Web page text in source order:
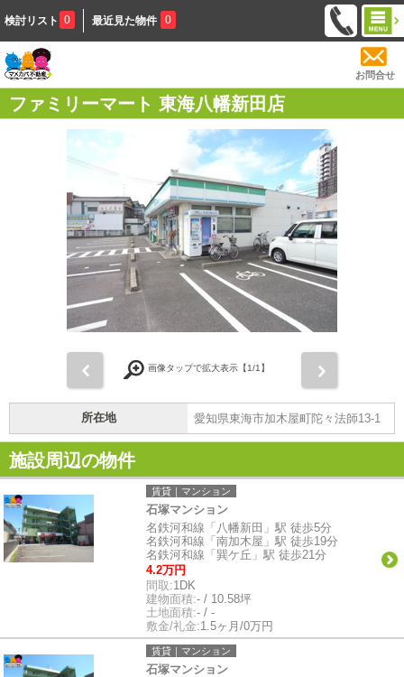
検討リスト 0 最近見た物件 0
お問合せ
ファミリーマート 東海八幡新田店
画像タップで拡大表示【1/1】
所在地 愛知県東海市加木屋町陀々法師13-1
施設周辺の物件
賃貸｜マンション
石塚マンション
名鉄河和線「八幡新田」駅 徒歩5分
名鉄河和線「南加木屋」駅 徒歩19分
名鉄河和線「巽ケ丘」駅 徒歩21分
4.2万円
間取:1DK
建物面積:- / 10.58坪
土地面積:- / -
敷金/礼金:1.5ヶ月/0万円
賃貸｜マンション
石塚マンション